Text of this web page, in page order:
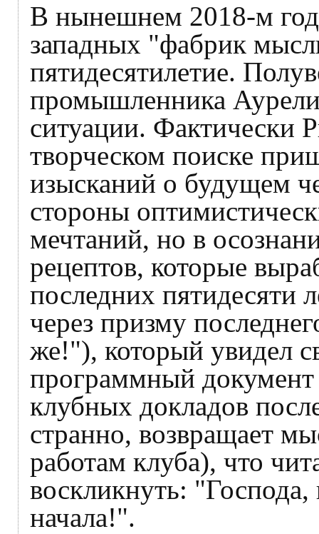
В нынешнем 2018-м
западных "фабрик
пятидесятилетие.
промышленника
ситуации. Фактически
творческом поиске
изысканий о будущем
стороны
мечтаний, но в
рецептов, которые
последних пятидесяти
через призму
же!"), который увидел
программный документ
клубных докладов
странно, возвращает
работам клуба), что
воскликнуть:
начала!".